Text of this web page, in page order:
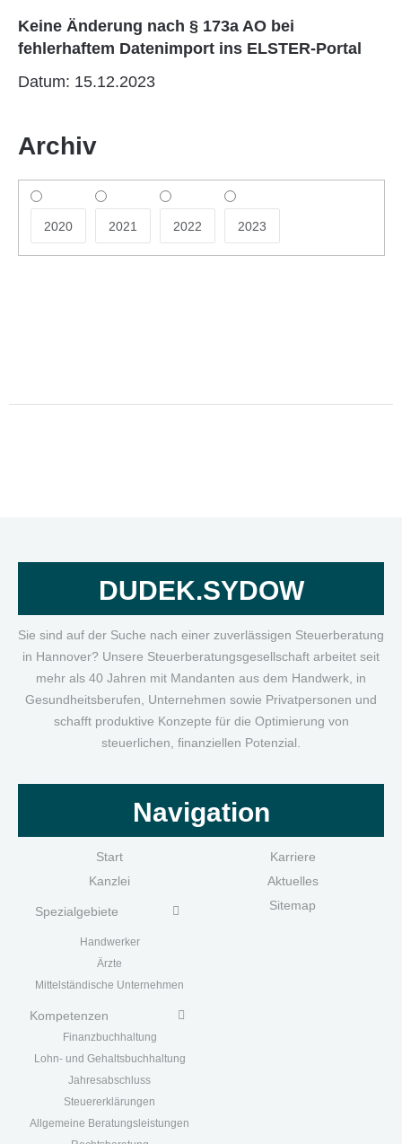
Keine Änderung nach § 173a AO bei
fehlerhaftem Datenimport ins ELSTER-Portal
Datum: 15.12.2023
Archiv
2020 2021 2022 2023
DUDEK.SYDOW
Sie sind auf der Suche nach einer zuverlässigen Steuerberatung
in Hannover? Unsere Steuerberatungsgesellschaft arbeitet seit
mehr als 40 Jahren mit Mandanten aus dem Handwerk, in
Gesundheitsberufen, Unternehmen sowie Privatpersonen und
schafft produktive Konzepte für die Optimierung von
steuerlichen, finanziellen Potenzial.
Navigation
Start
Kanzlei
Spezialgebiete
Handwerker
Ärzte
Mittelständische Unternehmen
Kompetenzen
Finanzbuchhaltung
Lohn- und Gehaltsbuchhaltung
Jahresabschluss
Steuererklärungen
Allgemeine Beratungsleistungen
Karriere
Aktuelles
Sitemap